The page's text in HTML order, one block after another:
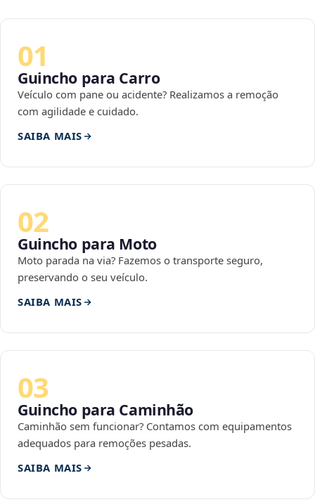
01
Guincho para Carro
Veículo com pane ou acidente? Realizamos a remoção
com agilidade e cuidado.
SAIBA MAIS
02
Guincho para Moto
Moto parada na via? Fazemos o transporte seguro,
preservando o seu veículo.
SAIBA MAIS
03
Guincho para Caminhão
Caminhão sem funcionar? Contamos com equipamentos
adequados para remoções pesadas.
SAIBA MAIS